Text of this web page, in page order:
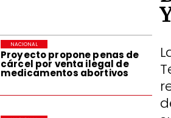
Proyecto propone penas de
cárcel por venta ilegal de
medicamentos abortivos
NACIONAL